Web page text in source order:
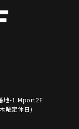
地-1 Mport2F
曜定休日)